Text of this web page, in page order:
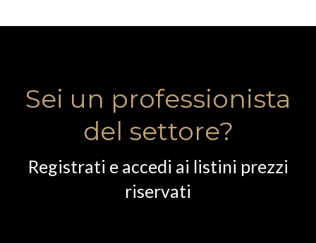
Sei un professionista
del settore?
Registrati e accedi ai listini prezzi
riservati